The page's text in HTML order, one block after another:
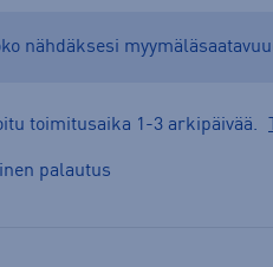
nähdäksesi
toimitusaika 1-3 arkipäivää.
palautus